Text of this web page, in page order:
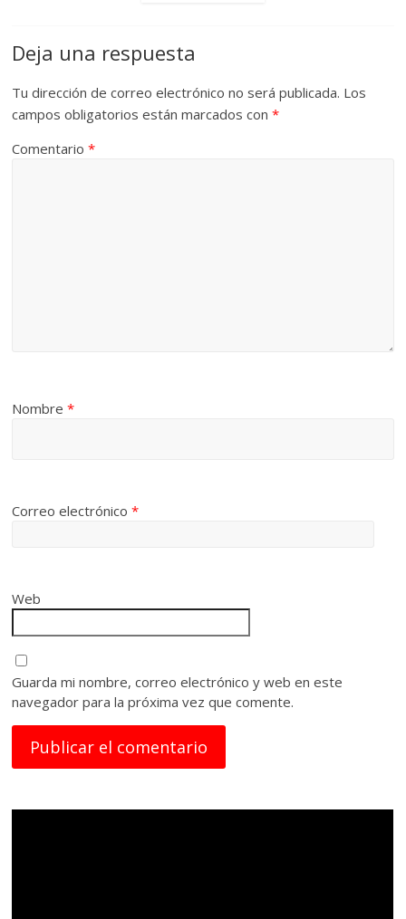
Deja una respuesta
Tu dirección de correo electrónico no será publicada. Los
campos obligatorios están marcados con*
Comentario*
Nombre*
Correo electrónico*
Web
Guarda mi nombre, correo electrónico y web en este
navegador para la próxima vez que comente.